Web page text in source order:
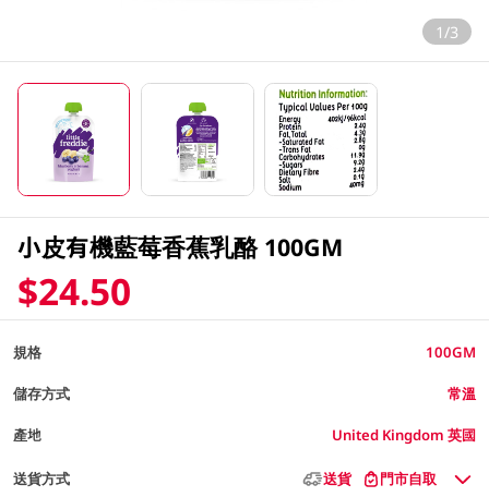
1/3
小皮有機藍莓香蕉乳酪 100GM
$24.50
規格 100GM
儲存方式 常溫
產地 United Kingdom 英國
送貨方式 送貨 門市自取